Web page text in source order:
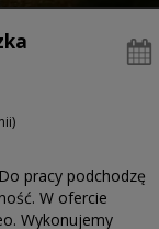
pracy podchodzę
W ofercie
Wykonujemy